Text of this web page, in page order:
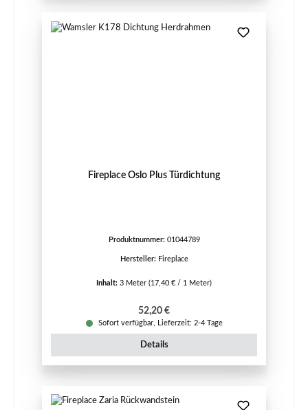
Fireplace Oslo Plus Türdichtung
Produktnummer: 01044789
Hersteller: Fireplace
Inhalt: 3 Meter (17,40 € / 1 Meter)
Regulärer Preis:
52,20 €
Sofort verfügbar, Lieferzeit: 2-4 Tage
Details